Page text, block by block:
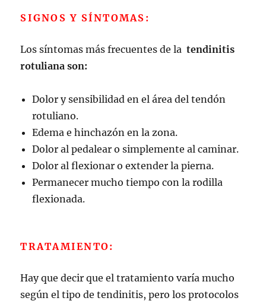
SIGNOS Y SÍNTOMAS:
Los síntomas más frecuentes de latendinitis
rotuliana son:
Dolor y sensibilidad en el área del tendón
rotuliano.
Edema e hinchazón en la zona.
Dolor al pedalear o simplemente al caminar.
Dolor al flexionar o extender la pierna.
Permanecer mucho tiempo con la rodilla
flexionada.
TRATAMIENTO:
Hay que decir que el tratamiento varía mucho
según el tipo de tendinitis, pero los protocolos